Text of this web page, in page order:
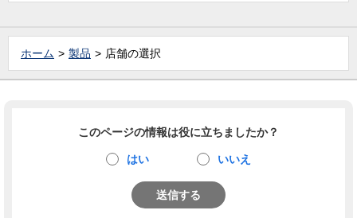
ホーム 製品 店舗の選択
このページの情報は役に立ちましたか？
はい いいえ
送信する